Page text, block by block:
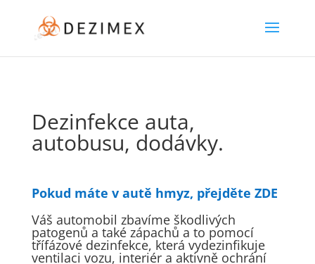
Dezinfekce auta,
autobusu, dodávky.
Pokud máte v autě hmyz, přejděte ZDE
Váš automobil zbavíme škodlivých
patogenů a také zápachů a to pomocí
třífázové dezinfekce, která vydezinfikuje
ventilaci vozu, interiér a aktivně ochrání